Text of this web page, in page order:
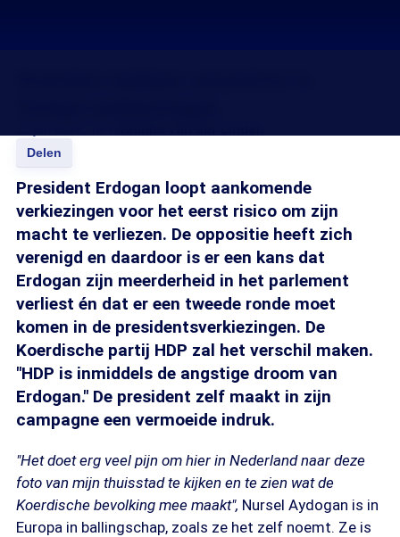
Delen
President Erdogan loopt aankomende
verkiezingen voor het eerst risico om zijn
macht te verliezen. De oppositie heeft zich
verenigd en daardoor is er een kans dat
Erdogan zijn meerderheid in het parlement
verliest én dat er een tweede ronde moet
komen in de presidentsverkiezingen. De
Koerdische partij HDP zal het verschil maken.
"HDP is inmiddels de angstige droom van
Erdogan." De president zelf maakt in zijn
campagne een vermoeide indruk.
"Het doet erg veel pijn om hier in Nederland naar deze
foto van mijn thuisstad te kijken en te zien wat de
Koerdische bevolking mee maakt", Nursel Aydogan is in
Europa in ballingschap, zoals ze het zelf noemt. Ze is